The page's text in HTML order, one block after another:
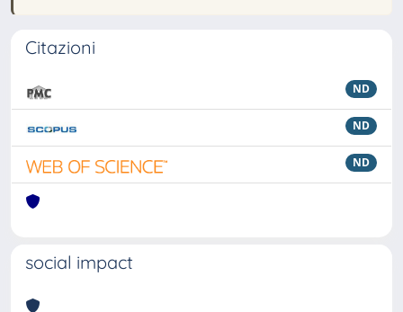
Citazioni
ND
ND
ND
social impact